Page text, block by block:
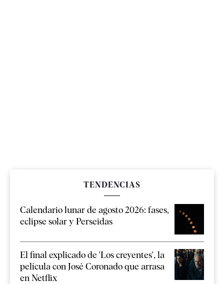
TENDENCIAS
Calendario lunar de agosto 2026: fases,
eclipse solar y Perseidas
El final explicado de 'Los creyentes', la
película con José Coronado que arrasa
en Netflix